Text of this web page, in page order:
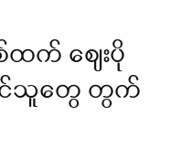
ထက် ဈေးပို
င်သူတွေ တွက်